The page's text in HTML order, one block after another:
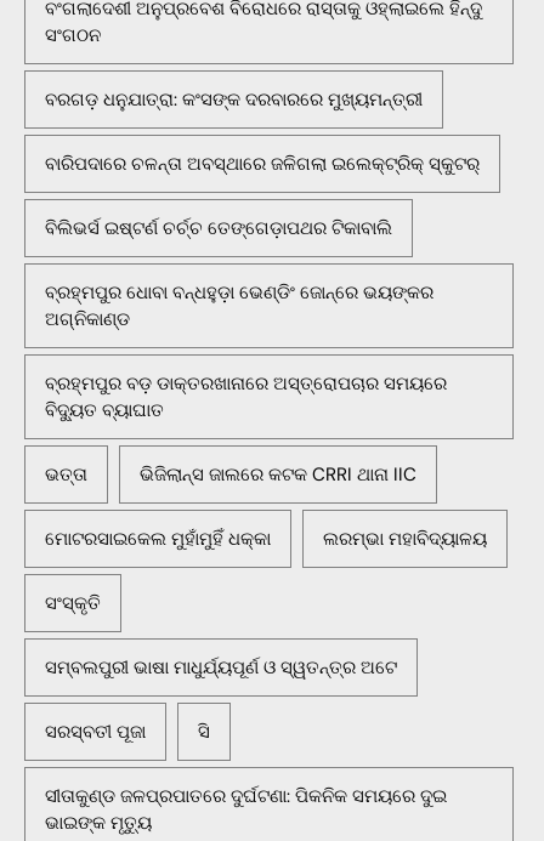
ବଂଗଲାଦେଶୀ ଅନୁପ୍ରବେଶ ବିରୋଧରେ ରାସ୍ତାକୁ ଓହ୍ଲାଇଲେ ହିନ୍ଦୁ
ସଂଗଠନ
ବରଗଡ଼ ଧନୁଯାତ୍ରା: କଂସଙ୍କ ଦରବାରରେ ମୁଖ୍ୟମନ୍ତ୍ରୀ
ବାରିପଦାରେ ଚଳନ୍ତା ଅବସ୍ଥାରେ ଜଳିଗଲା ଇଲେକ୍ଟ୍ରିକ୍ ସ୍କୁଟର୍
ବିଲିଭର୍ସ ଇଷ୍ଟର୍ଣ ଚର୍ଚ୍ଚ ତେଙ୍ଗେଡ଼ାପଥର ଟିକାବାଲି
ବ୍ରହ୍ମପୁର ଧୋବା ବନ୍ଧହୁଡ଼ା ଭେଣ୍ଡିଂ ଜୋନ୍‌ରେ ଭୟଙ୍କର
ଅଗ୍ନିକାଣ୍ଡ
ବ୍ରହ୍ମପୁର ବଡ଼ ଡାକ୍ତରଖାନାରେ ଅସ୍ତ୍ରୋପଚାର ସମୟରେ
ବିଦ୍ୟୁତ ବ୍ୟାଘାତ
ଭତ୍ତା ଭିଜିଲାନ୍ସ ଜାଲରେ କଟକ CRRI ଥାନା IIC
ମୋଟରସାଇକେଲ ମୁହାଁମୁହିଁ ଧକ୍କା ଲରମ୍ଭା ମହାବିଦ୍ୟାଳୟ
ସଂସ୍କୃତି
ସମ୍ବଲପୁରୀ ଭାଷା ମାଧୁର୍ଯ୍ୟପୂର୍ଣ ଓ ସ୍ୱତନ୍ତ୍ର ଅଟେ
ସରସ୍ବତୀ ପୂଜା ସି
ସୀତାକୁଣ୍ଡ ଜଳପ୍ରପାତରେ ଦୁର୍ଘଟଣା: ପିକନିକ ସମୟରେ ଦୁଇ
ଭାଇଙ୍କ ମୃତ୍ୟୁ